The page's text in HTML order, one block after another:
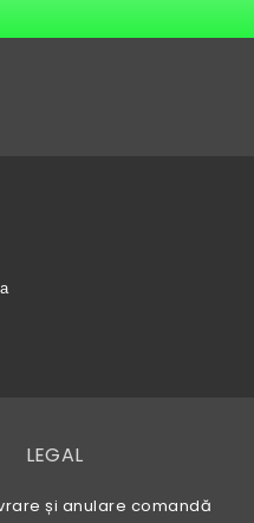
LEGAL
și anulare comandă